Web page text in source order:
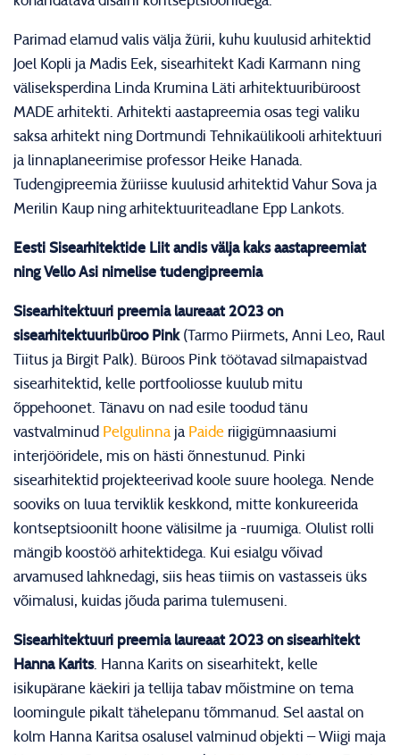
Parimad elamud valis välja žürii, kuhu kuulusid arhitektid
Joel Kopli ja Madis Eek, sisearhitekt Kadi Karmann ning
väliseksperdina Linda Krumina Läti arhitektuuribüroost
MADE arhitekti. Arhitekti aastapreemia osas tegi valiku
saksa arhitekt ning Dortmundi Tehnikaülikooli arhitektuuri
ja linnaplaneerimise professor Heike Hanada.
Tudengipreemia žüriisse kuulusid arhitektid Vahur Sova ja
Merilin Kaup ning arhitektuuriteadlane Epp Lankots.
Eesti Sisearhitektide Liit andis välja kaks aastapreemiat
ning Vello Asi nimelise tudengipreemia
Sisearhitektuuri preemia laureaat 2023 on
sisearhitektuuribüroo Pink(Tarmo Piirmets, Anni Leo, Raul
Tiitus ja Birgit Palk). Büroos Pink töötavad silmapaistvad
sisearhitektid, kelle portfooliosse kuulub mitu
õppehoonet. Tänavu on nad esile toodud tänu
vastvalminud Pelgulinna ja Paide riigigümnaasiumi
interjööridele, mis on hästi õnnestunud. Pinki
sisearhitektid projekteerivad koole suure hoolega. Nende
sooviks on luua terviklik keskkond, mitte konkureerida
kontseptsioonilt hoone välisilme ja -ruumiga. Olulist rolli
mängib koostöö arhitektidega. Kui esialgu võivad
arvamused lahknedagi, siis heas tiimis on vastasseis üks
võimalusi, kuidas jõuda parima tulemuseni.
Sisearhitektuuri preemia laureaat 2023 on sisearhitekt
Hanna Karits. Hanna Karits on sisearhitekt, kelle
isikupärane käekiri ja tellija tabav mõistmine on tema
loomingule pikalt tähelepanu tõmmanud. Sel aastal on
kolm Hanna Karitsa osalusel valminud objekti – Wiigi maja